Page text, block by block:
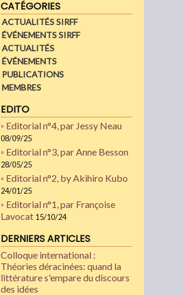
CATÉGORIES
ACTUALITÉS SIRFF
ÉVÉNEMENTS SIRFF
ACTUALITÉS
ÉVÉNEMENTS
PUBLICATIONS
MEMBRES
EDITO
◦ Editorial n°4, par Jessy Neau
08/09/25
◦ Editorial n°3, par Anne Besson
28/05/25
◦ Editorial n°2, by Akihiro Kubo
24/01/25
◦ Editorial n°1, par Françoise
Lavocat 15/10/24
DERNIERS ARTICLES
Colloque international :
Théories déracinées: quand la
littérature s'empare du discours
des idées